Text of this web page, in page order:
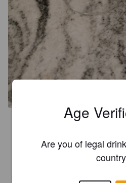
belle amertume, note de café et
l'alcool apporte une belle rondeur
Age
Are you of legal